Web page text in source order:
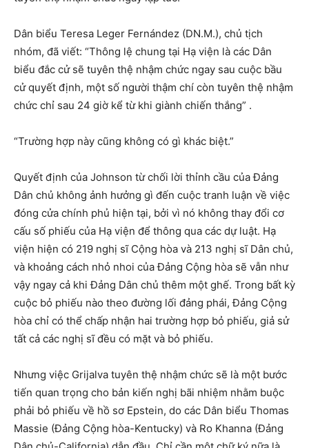
Dân biểu Teresa Leger Fernández (DN.M.), chủ tịch
nhóm, đã viết: “Thông lệ chung tại Hạ viện là các Dân
biểu đắc cử sẽ tuyên thệ nhậm chức ngay sau cuộc bầu
cử quyết định, một số người thậm chí còn tuyên thệ nhậm
chức chỉ sau 24 giờ kể từ khi giành chiến thắng” .
“Trường hợp này cũng không có gì khác biệt.”
Quyết định của Johnson từ chối lời thỉnh cầu của Đảng
Dân chủ không ảnh hưởng gì đến cuộc tranh luận về việc
đóng cửa chính phủ hiện tại, bởi vì nó không thay đổi cơ
cấu số phiếu của Hạ viện để thông qua các dự luật. Hạ
viện hiện có 219 nghị sĩ Cộng hòa và 213 nghị sĩ Dân chủ,
và khoảng cách nhỏ nhoi của Đảng Cộng hòa sẽ vẫn như
vậy ngay cả khi Đảng Dân chủ thêm một ghế. Trong bất kỳ
cuộc bỏ phiếu nào theo đường lối đảng phái, Đảng Cộng
hòa chỉ có thể chấp nhận hai trường hợp bỏ phiếu, giả sử
tất cả các nghị sĩ đều có mặt và bỏ phiếu.
Nhưng việc Grijalva tuyên thệ nhậm chức sẽ là một bước
tiến quan trọng cho bản kiến ​​nghị bãi nhiệm nhằm buộc
phải bỏ phiếu về hồ sơ Epstein, do các Dân biểu Thomas
Massie (Đảng Cộng hòa-Kentucky) và Ro Khanna (Đảng